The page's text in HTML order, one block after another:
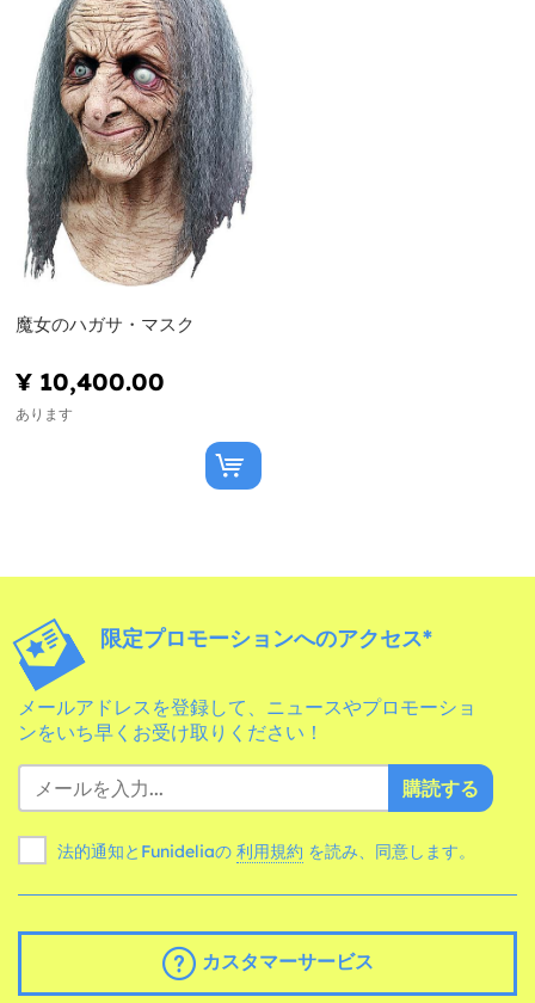
魔女のハガサ・マスク
¥ 10,400.00
あります
限定プロモーションへのアクセス*
メールアドレスを登録して、ニュースやプロモーショ
ンをいち早くお受け取りください！
購読する
法的通知とFunideliaの 利用規約 を読み、同意します。
カスタマーサービス